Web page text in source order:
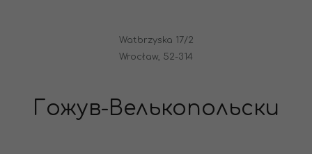
Watbrzyska 17/2
Wrocław, 52-314
Гожув-Велькопольски